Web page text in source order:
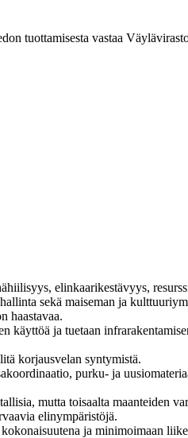
tuottamisesta vastaa
elinkaarikestävyys,
sekä maiseman ja
haastavaa.
käyttöä ja tuetaan
korjausvelan syntymistä.
purku- ja
mutta toisaalta maanteiden
elinympäristöjä.
ja minimoimaan